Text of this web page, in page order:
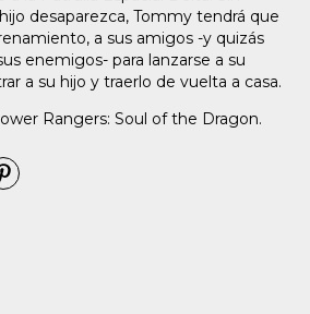
desaparezca, Tommy tendrá que
a sus amigos -y quizás
enemigos- para lanzarse a su
a su hijo y traerlo de vuelta a casa.
Rangers: Soul of the Dragon.